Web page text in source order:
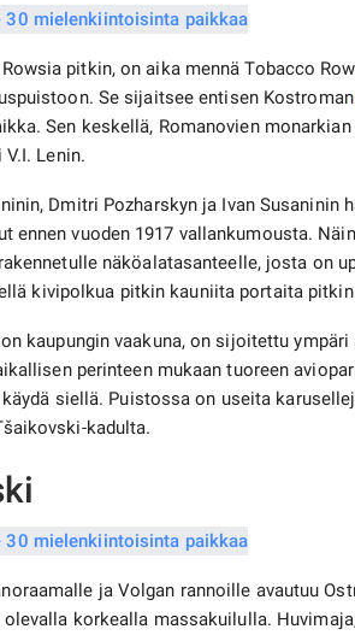
pitkin, on aika mennä Tobacco
Se sijaitsee entisen Kostroman
Sen keskellä, Romanovien
Lenin.
Dmitri Pozharskyn ja Ivan
ennen vuoden 1917 vallankumousta.
näköalatasanteelle, josta on
kivipolkua pitkin kauniita portaita
kaupungin vaakuna, on sijoitettu
perinteen mukaan tuoreen
siellä. Puistossa on useita
kadulta.
ja Volgan rannoille avautuu
korkealla massakuilulla.